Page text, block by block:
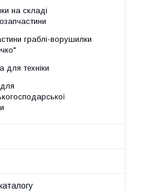
на складі
граблі-ворушилки
для техніки